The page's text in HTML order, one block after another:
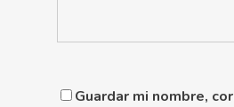
Guardar mi nombre,